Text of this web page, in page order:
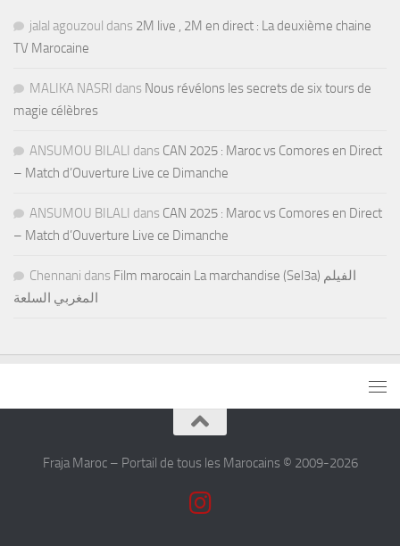
jalal agouzoul dans 2M live , 2M en direct : La deuxième chaine
TV Marocaine
MALIKA NASRI dans Nous révélons les secrets de six tours de
magie célèbres
ANSUMOU BILALI dans CAN 2025 : Maroc vs Comores en Direct
– Match d’Ouverture Live ce Dimanche
ANSUMOU BILALI dans CAN 2025 : Maroc vs Comores en Direct
– Match d’Ouverture Live ce Dimanche
Chennani dans Film marocain La marchandise (Sel3a) الفيلم
المغربي السلعة
Fraja Maroc – Portail de tous les Marocains © 2009-2026